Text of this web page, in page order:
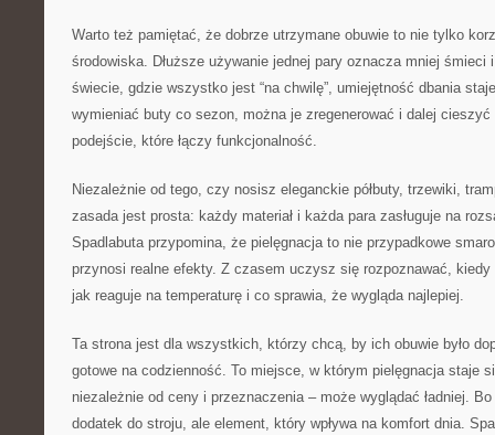
Warto też pamiętać, że dobrze utrzymane obuwie to nie tylko
środowiska. Dłuższe używanie jednej pary oznacza mniej
świecie, gdzie wszystko jest “na chwilę”, umiejętność dbania
wymieniać buty co sezon, można je zregenerować i dalej
podejście, które łączy funkcjonalność.
Niezależnie od tego, czy nosisz eleganckie półbuty, trzewiki,
zasada jest prosta: każdy materiał i każda para zasługuje na
Spadlabuta przypomina, że pielęgnacja to nie przypadkowe
przynosi realne efekty. Z czasem uczysz się rozpoznawać,
jak reaguje na temperaturę i co sprawia, że wygląda najlepiej.
Ta strona jest dla wszystkich, którzy chcą, by ich obuwie było
gotowe na codzienność. To miejsce, w którym pielęgnacja staje
niezależnie od ceny i przeznaczenia – może wyglądać ładniej.
dodatek do stroju, ale element, który wpływa na komfort dnia.